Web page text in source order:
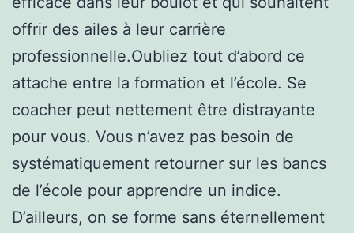
offrir des ailes à leur carrière
professionnelle.Oubliez tout d’abord ce
attache entre la formation et l’école. Se
coacher peut nettement être distrayante
pour vous. Vous n’avez pas besoin de
systématiquement retourner sur les bancs
de l’école pour apprendre un indice.
D’ailleurs, on se forme sans éternellement